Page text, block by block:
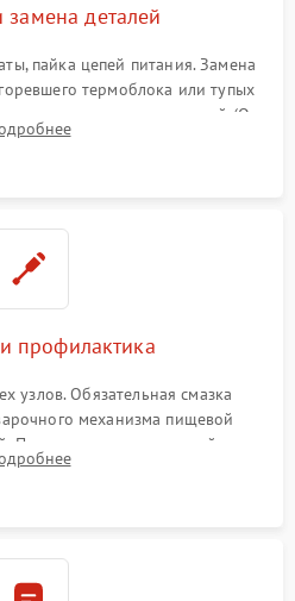
замена деталей
пайка цепей питания. Замена
термоблока или тупых
силиконовых уплотнителей (O-
для надежного устранения
профилактика
узлов. Обязательная смазка
механизма пищевой
Проведение программной
системы от кофейных масел.